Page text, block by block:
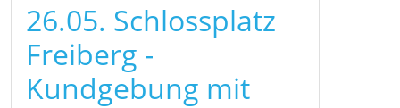
26.05. Schlossplatz
Freiberg -
Kundgebung mit